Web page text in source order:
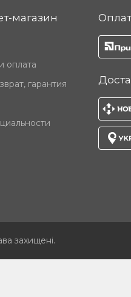
магазин
оплата
гарантия
захищені.